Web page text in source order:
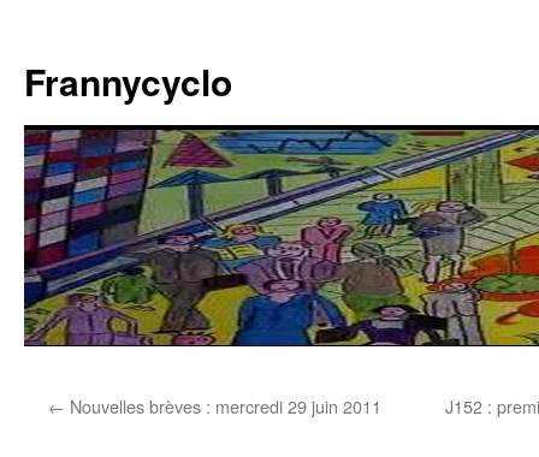
contenu
Frannycyclo
← Nouvelles brèves : mercredi 29 juin 2011 J152 :